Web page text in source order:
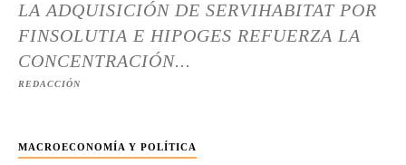
LA ADQUISICIÓN DE SERVIHABITAT POR
FINSOLUTIA E HIPOGES REFUERZA LA
CONCENTRACIÓN...
REDACCIÓN
MACROECONOMÍA Y POLÍTICA